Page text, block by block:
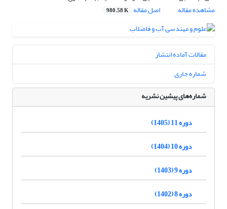
مشاهده مقاله
اصل مقاله 980.58 K
مقالات آماده انتشار
شماره جاری
شماره‌های پیشین نشریه
دوره 11 (1405)
دوره 10 (1404)
دوره 9 (1403)
دوره 8 (1402)